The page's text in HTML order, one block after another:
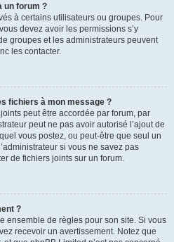
un forum ?
à certains utilisateurs ou groupes. Pour
devez avoir les permissions s’y
groupes et les administrateurs peuvent
les contacter.
fichiers à mon message ?
peut être accordée par forum, par
peut ne pas avoir autorisé l’ajout de
vous postez, ou peut-être que seul un
si vous ne savez pas
de fichiers joints sur un forum.
?
ensemble de règles pour son site. Si vous
recevoir un avertissement. Notez que